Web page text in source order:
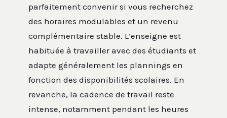
parfaitement convenir si vous recherchez
des horaires modulables et un revenu
complémentaire stable. L’enseigne est
habituée à travailler avec des étudiants et
adapte généralement les plannings en
fonction des disponibilités scolaires. En
revanche, la cadence de travail reste
intense, notamment pendant les heures